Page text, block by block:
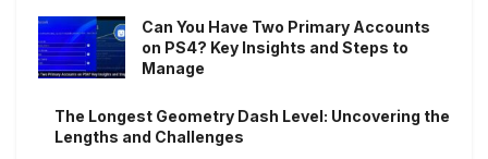
Can You Have Two Primary Accounts
on PS4? Key Insights and Steps to
Manage
The Longest Geometry Dash Level: Uncovering the
Lengths and Challenges